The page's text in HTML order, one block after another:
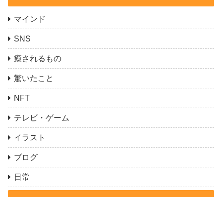
マインド
SNS
癒されるもの
驚いたこと
NFT
テレビ・ゲーム
イラスト
ブログ
日常